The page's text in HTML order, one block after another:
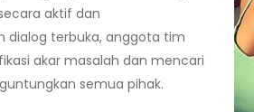
aktif dan
dialog terbuka, anggota tim
akar masalah dan mencari
semua pihak.